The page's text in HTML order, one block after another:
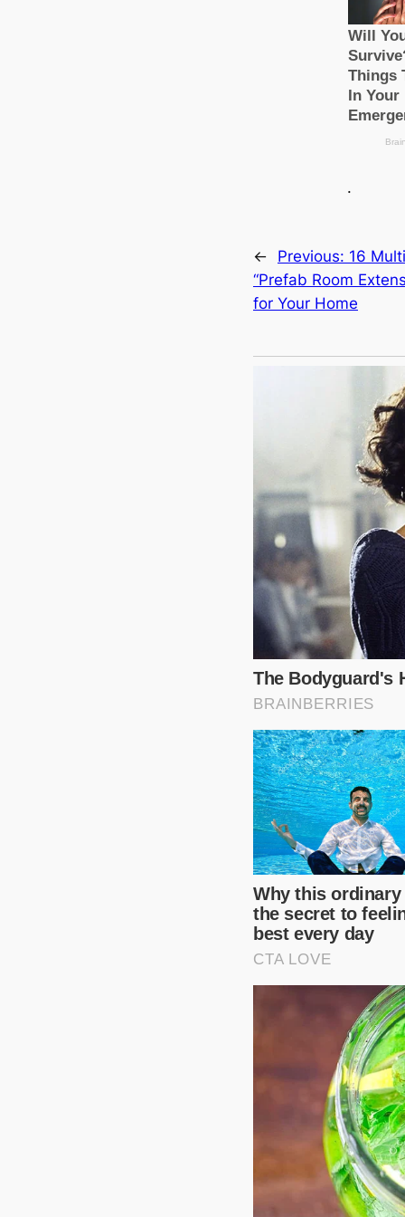
.
← Previous: 16
“Prefab Room
for Your Home